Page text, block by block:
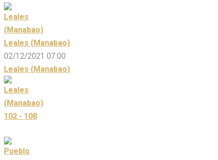
Leales (Manabao)
02/12/2021 07:00
Leales (Manabao)
102 - 108